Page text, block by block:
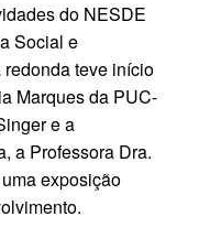
do NESDE
Social e
teve início
Marques da PUC-
e a
a Professora Dra.
exposição